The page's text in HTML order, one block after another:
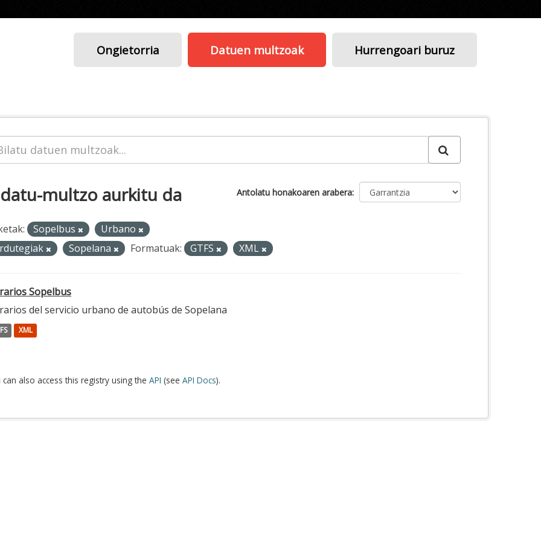
Ongietorria Datuen multzoak Hurrengoari buruz
Antolatu honakoaren arabera
multzo aurkitu da
Sopelbus
Urbano
Sopelana Formatuak: GTFS XML
Sopelbus
del servicio urbano de autobús de Sopelana
XML
can also access this registry using the API (see API Docs).